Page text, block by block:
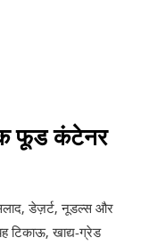
फूड कंटेनर
डेज़र्ट, नूडल्स और
खाद्य-ग्रेड